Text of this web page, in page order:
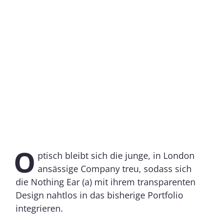
O ptisch bleibt sich die junge, in London
ansässige Company treu, sodass sich
die Nothing Ear (a) mit ihrem transparenten
Design nahtlos in das bisherige Portfolio
integrieren.